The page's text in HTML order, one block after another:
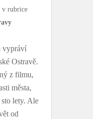
v rubrice
vypráví
Ostravě.
z filmu,
města,
sto lety. Ale
od